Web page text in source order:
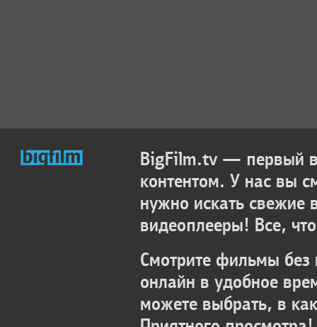
BigFilm.tv — первый
контентом. У нас вы
нужно искать свежие
видеоплееры! Все,
Смотрите фильмы без
онлайн в удобное
можете выбрать, в